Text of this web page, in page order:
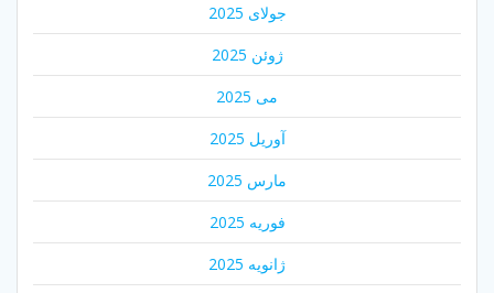
جولای 2025
ژوئن 2025
می 2025
آوریل 2025
مارس 2025
فوریه 2025
ژانویه 2025